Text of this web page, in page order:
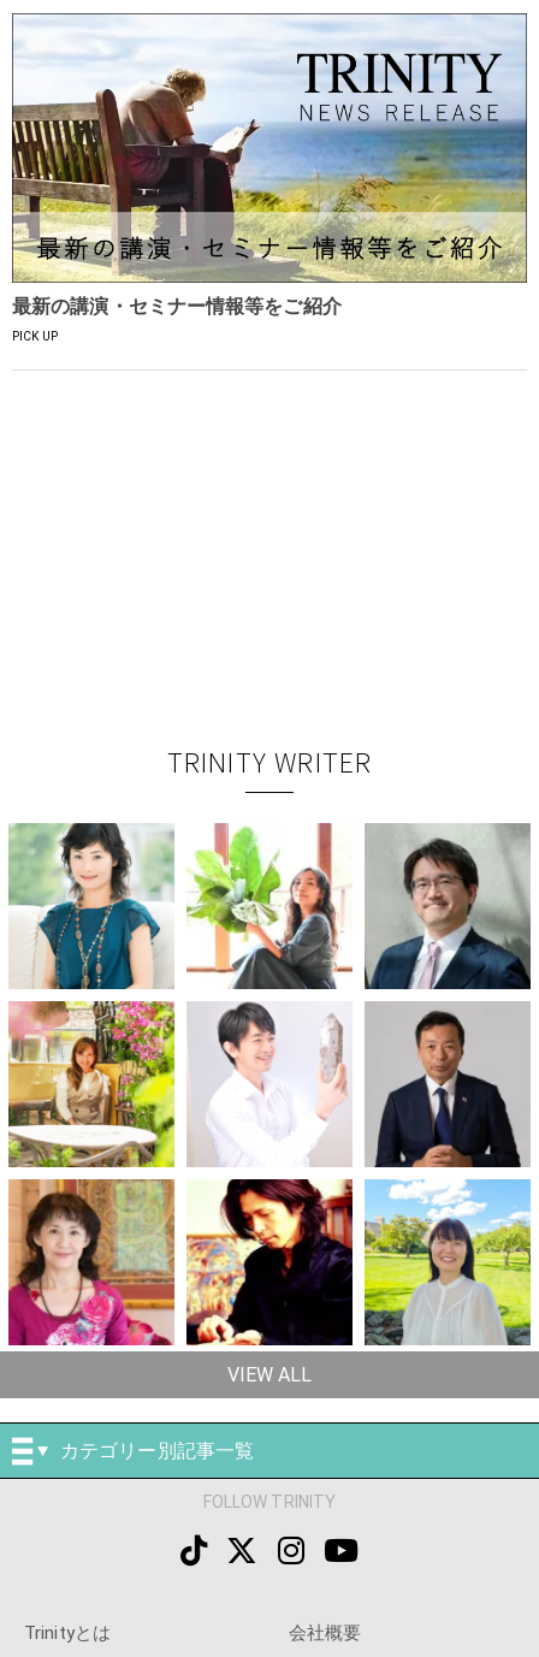
最新の講演・セミナー情報等をご紹介
PICK UP
TRINITY WRITER
VIEW ALL
カテゴリー別記事一覧
FOLLOW TRINITY
Trinityとは 会社概要